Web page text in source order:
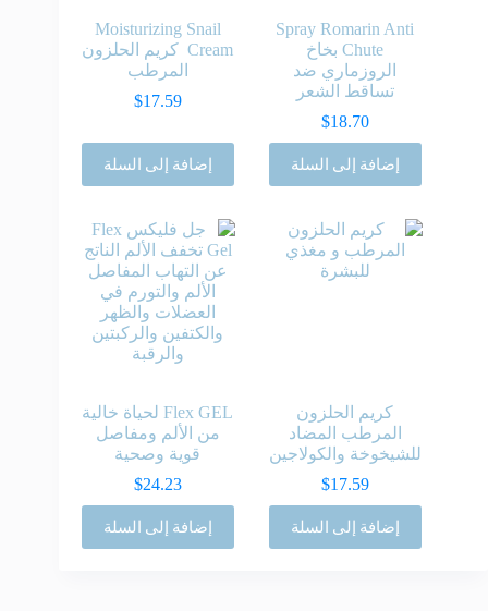
Spray Romarin Anti
Chute بخاخ
الروزماري ضد
تساقط الشعر
$18.70
إضافة إلى السلة
Moisturizing Snail
Cream كريم الحلزون
المرطب
$17.59
إضافة إلى السلة
كريم الحلزون
المرطب المضاد
للشيخوخة والكولاجين
$17.59
إضافة إلى السلة
Flex GEL لحياة خالية
من الألم ومفاصل
قوية وصحية
$24.23
إضافة إلى السلة